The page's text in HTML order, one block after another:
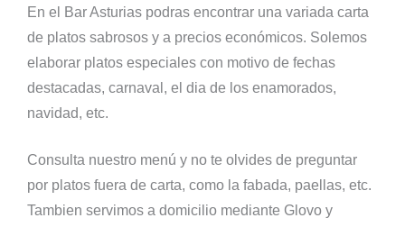
En el Bar Asturias podras encontrar una variada carta
de platos sabrosos y a precios económicos. Solemos
elaborar platos especiales con motivo de fechas
destacadas, carnaval, el dia de los enamorados,
navidad, etc.
Consulta nuestro menú y no te olvides de preguntar
por platos fuera de carta, como la fabada, paellas, etc.
Tambien servimos a domicilio mediante Glovo y